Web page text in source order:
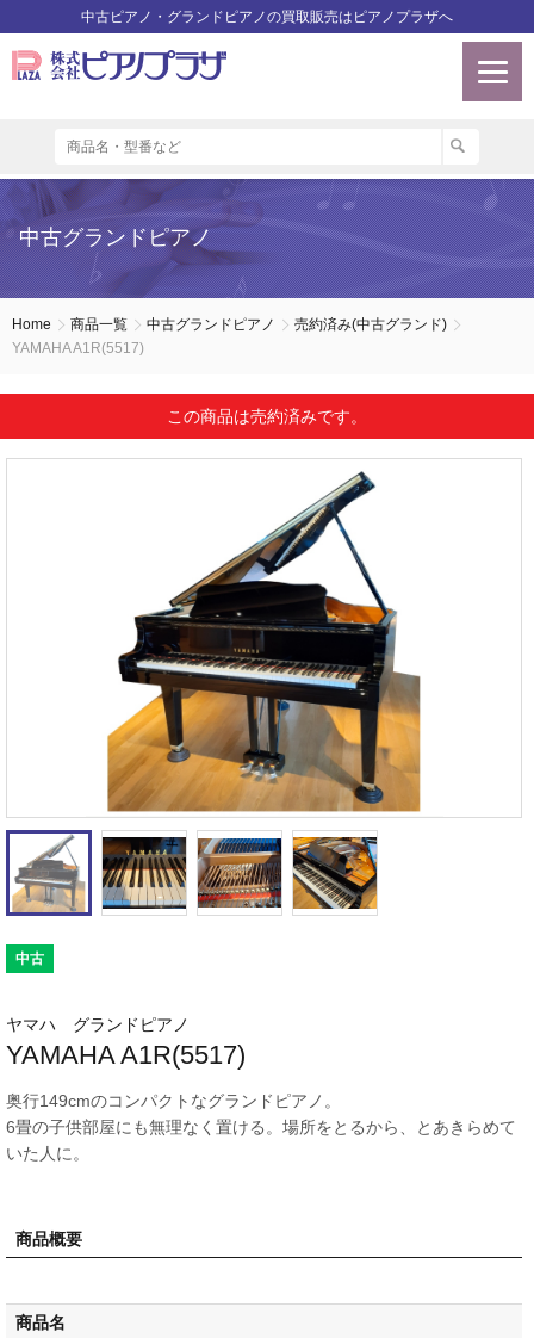
中古ピアノ・グランドピアノの買取販売はピアノプラザへ
中古グランドピアノ
Home 商品一覧 中古グランドピアノ
売約済み(中古グランド)
YAMAHA A1R(5517)
この商品は売約済みです。
中古
ヤマハ グランドピアノ
YAMAHA A1R(5517)
奥行149cmのコンパクトなグランドピアノ。
6畳の子供部屋にも無理なく置ける。場所をとるから、とあきらめて
いた人に。
商品概要
商品名